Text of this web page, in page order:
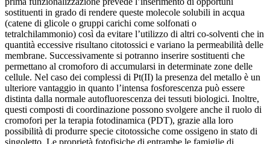
sostituenti in grado di rendere queste molecole solubili in acqua
(catene di glicole o gruppi carichi come solfonati o
tetralchilammonio) così da evitare l’utilizzo di altri co-solventi che in
quantità eccessive risultano citotossici e variano la permeabilità delle
membrane. Successivamente si potranno inserire sostituenti che
permettano al cromoforo di accumularsi in determinate zone delle
cellule. Nel caso dei complessi di Pt(II) la presenza del metallo è un
ulteriore vantaggio in quanto l’intensa fosforescenza può essere
distinta dalla normale autofluorescenza dei tessuti biologici. Inoltre,
questi composti di coordinazione possono svolgere anche il ruolo di
cromofori per la terapia fotodinamica (PDT), grazie alla loro
possibilità di produrre specie citotossiche come ossigeno in stato di